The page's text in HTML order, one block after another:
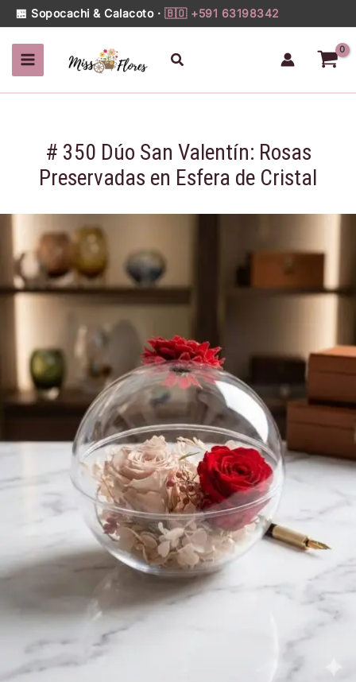
al
contenido
🏪 Sopocachi & Calacoto · 🇧🇴 +591 63198342
Buscar
# 350 Dúo San Valentín: Rosas
Preservadas en Esfera de Cristal
Dúo
Valentín:
Rosas
Preservadas
Cristal
cantidad